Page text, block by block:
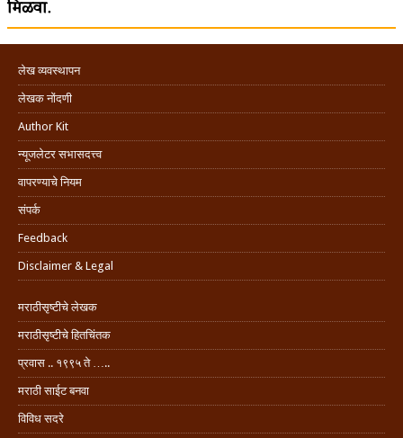
मिळवा.
लेख व्यवस्थापन
लेखक नोंदणी
Author Kit
न्यूजलेटर सभासदत्त्व
वापरण्याचे नियम
संपर्क
Feedback
Disclaimer & Legal
मराठीसृष्टीचे लेखक
मराठीसृष्टीचे हितचिंतक
प्रवास .. १९९५ ते …..
मराठी साईट बनवा
विविध सदरे